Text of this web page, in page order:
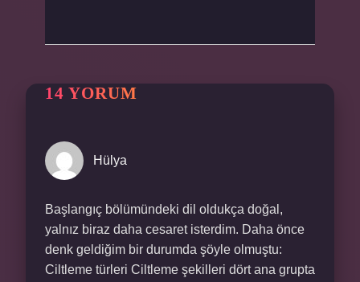
14 YORUM
Hülya
Başlangıç bölümündeki dil oldukça doğal,
yalnız biraz daha cesaret isterdim. Daha önce
denk geldiğim bir durumda şöyle olmuştu:
Ciltleme türleri Ciltleme şekilleri dört ana grupta